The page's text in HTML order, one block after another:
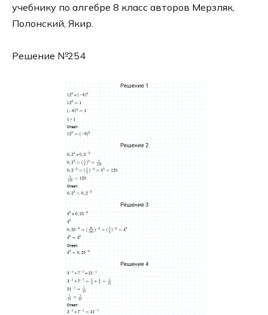
учебнику по алгебре 8 класс авторов Мерзляк,
Полонский, Якир.
Решение №254